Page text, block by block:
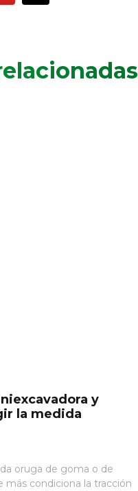
y
la medida
oruga de goma o de
más condiciona la tracción